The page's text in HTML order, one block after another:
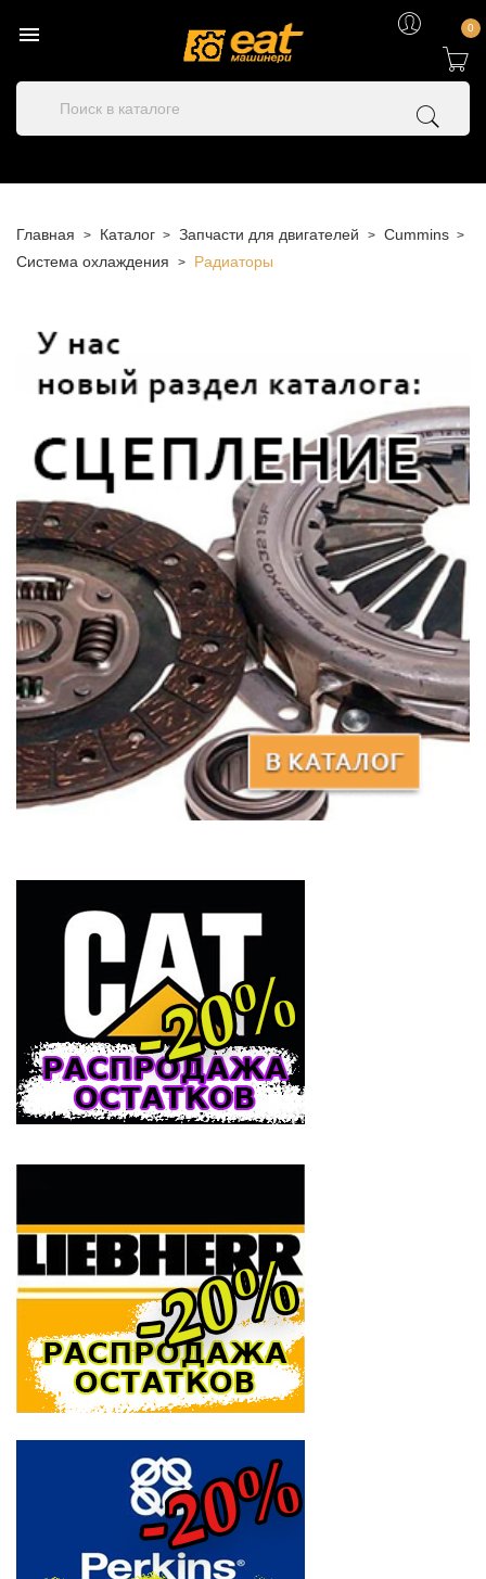
 0
Главная Каталог Запчасти для двигателей
Cummins
Система охлаждения
Радиаторы